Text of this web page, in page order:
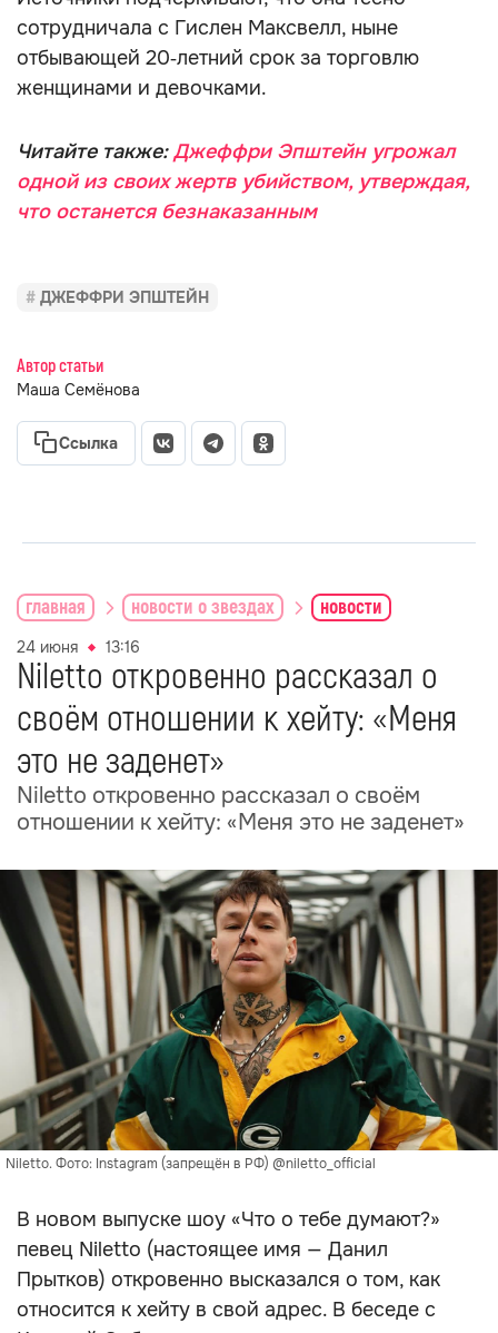
сотрудничала с Гислен Максвелл, ныне
отбывающей 20‑летний срок за торговлю
женщинами и девочками.
Читайте также:Джеффри Эпштейн угрожал
одной из своих жертв убийством, утверждая,
что останется безнаказанным
ДЖЕФФРИ ЭПШТЕЙН
Автор статьи
Маша Семёнова
Ссылка
главная новости о звездах новости
24 июня 13:16
Niletto откровенно рассказал о
своём отношении к хейту: «Меня
это не заденет»
Niletto откровенно рассказал о своём
отношении к хейту: «Меня это не заденет»
Niletto. Фото: Instagram (запрещён в РФ) @niletto_official
В новом выпуске шоу «Что о тебе думают?»
певец Niletto (настоящее имя — Данил
Прытков) откровенно высказался о том, как
относится к хейту в свой адрес. В беседе с